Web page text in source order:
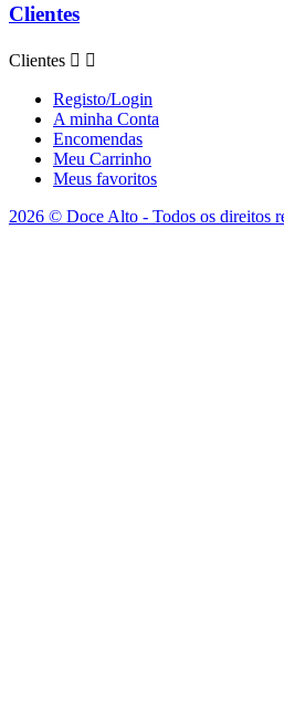
Clientes
Clientes  
Registo/Login
A minha Conta
Encomendas
Meu Carrinho
Meus favoritos
2026 © Doce Alto - Todos os direitos